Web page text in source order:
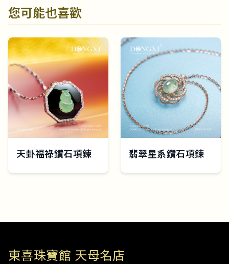
您可能也喜歡
天卦福祿鑽石項鍊 翡翠星系鑽石項鍊
東​喜珠寶館 天母名店